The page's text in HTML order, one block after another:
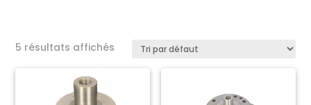
5 résultats affichés